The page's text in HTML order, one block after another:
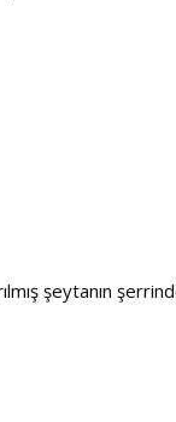
şeytanın